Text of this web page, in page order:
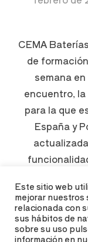
CEMA
de
semana
encuentro,
para la que
España y
Este sitio web
mejorar nuestros
relacionada con
sus hábitos de
sobre su uso
información en